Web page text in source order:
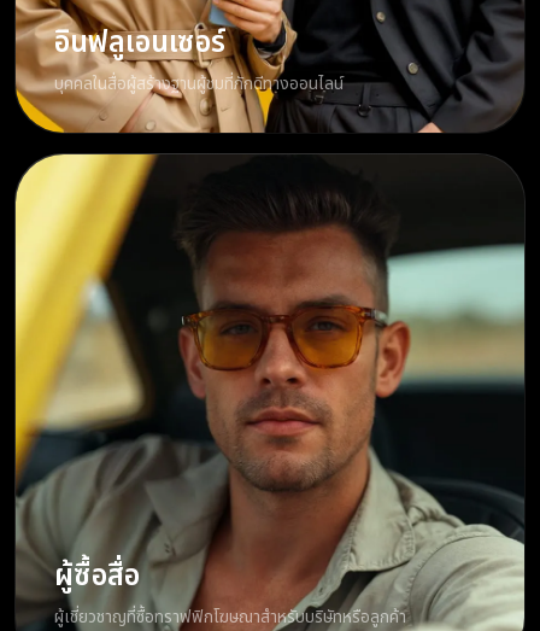
อินฟลูเอนเซอร์
บุคคลในสื่อผู้สร้างฐานผู้ชมที่ภักดีทางออนไลน์
ผู้ซื้อสื่อ
ผู้เชี่ยวชาญที่ซื้อทราฟฟิกโฆษณาสำหรับบริษัทหรือลูกค้า